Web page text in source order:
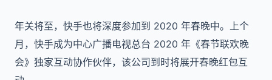
年关将至，快手也将深度参加到 2020 年春晚中。上个
月，快手成为中心广播电视总台 2020 年《春节联欢晚
会》独家互动协作伙伴，该公司到时将展开春晚红包互